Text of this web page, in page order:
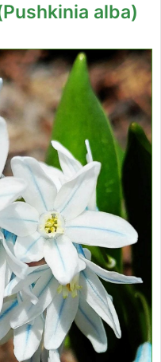
alba)